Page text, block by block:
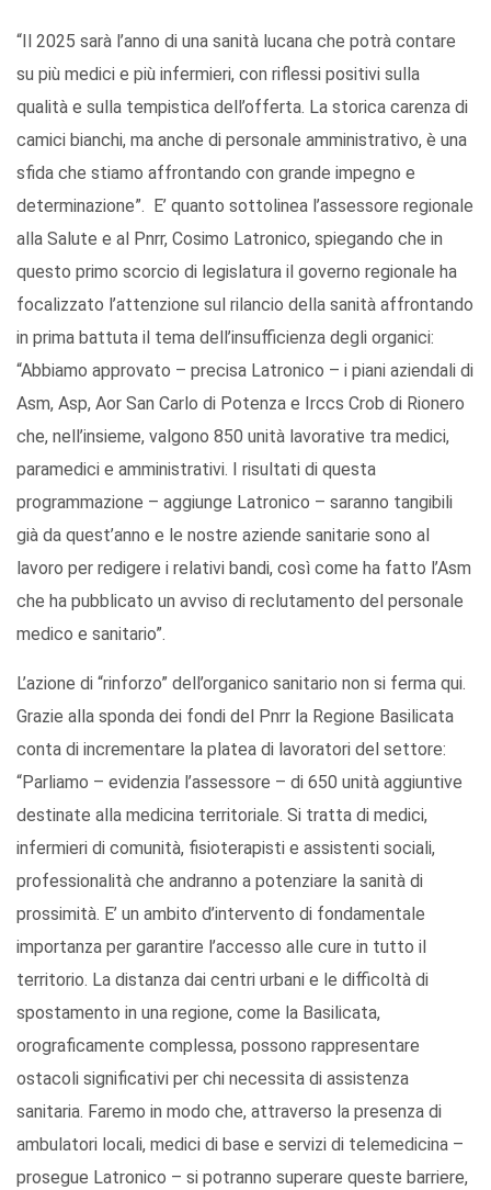
“Il 2025 sarà l’anno di una sanità lucana che potrà contare
su più medici e più infermieri, con riflessi positivi sulla
qualità e sulla tempistica dell’offerta. La storica carenza di
camici bianchi, ma anche di personale amministrativo, è una
sfida che stiamo affrontando con grande impegno e
determinazione”. E’ quanto sottolinea l’assessore regionale
alla Salute e al Pnrr, Cosimo Latronico, spiegando che in
questo primo scorcio di legislatura il governo regionale ha
focalizzato l’attenzione sul rilancio della sanità affrontando
in prima battuta il tema dell’insufficienza degli organici:
“Abbiamo approvato – precisa Latronico – i piani aziendali di
Asm, Asp, Aor San Carlo di Potenza e Irccs Crob di Rionero
che, nell’insieme, valgono 850 unità lavorative tra medici,
paramedici e amministrativi. I risultati di questa
programmazione – aggiunge Latronico – saranno tangibili
già da quest’anno e le nostre aziende sanitarie sono al
lavoro per redigere i relativi bandi, così come ha fatto l’Asm
che ha pubblicato un avviso di reclutamento del personale
medico e sanitario”.
L’azione di “rinforzo” dell’organico sanitario non si ferma qui.
Grazie alla sponda dei fondi del Pnrr la Regione Basilicata
conta di incrementare la platea di lavoratori del settore:
“Parliamo – evidenzia l’assessore – di 650 unità aggiuntive
destinate alla medicina territoriale. Si tratta di medici,
infermieri di comunità, fisioterapisti e assistenti sociali,
professionalità che andranno a potenziare la sanità di
prossimità. E’ un ambito d’intervento di fondamentale
importanza per garantire l’accesso alle cure in tutto il
territorio. La distanza dai centri urbani e le difficoltà di
spostamento in una regione, come la Basilicata,
orograficamente complessa, possono rappresentare
ostacoli significativi per chi necessita di assistenza
sanitaria. Faremo in modo che, attraverso la presenza di
ambulatori locali, medici di base e servizi di telemedicina –
prosegue Latronico – si potranno superare queste barriere,